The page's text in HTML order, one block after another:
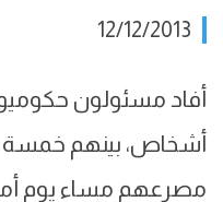
12/12/2013
أفاد مسئولون
أشخاص، بينهم خمسة
مصرعهم مساء يوم